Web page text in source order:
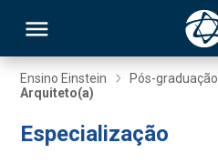
Ensino Einstein Pós-graduação
Arquiteto(a)
Especialização